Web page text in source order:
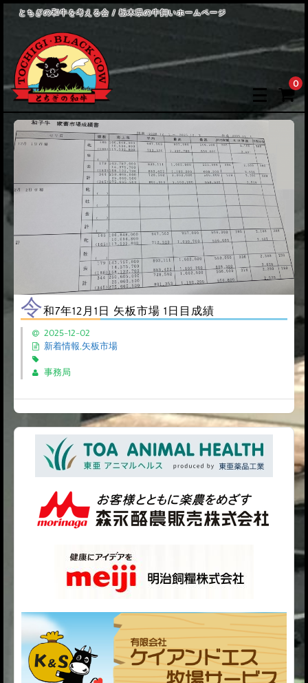
とちぎの和牛を考える会 / 栃木県の牛飼いホームページ
0
令和7年12月1日 矢板市場 1日目成績
2025-12-02
新着情報 矢板市場
事務局